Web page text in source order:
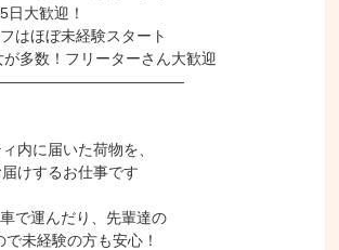
日大歓迎！
はほぼ未経験スタート
多数！フリーターさん大歓迎
内に届いた荷物を、
けするお仕事です
で運んだり、先輩達の
未経験の方も安心！